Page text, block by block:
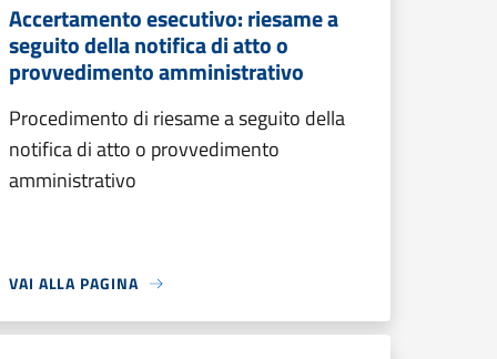
Accertamento esecutivo: riesame a
seguito della notifica di atto o
provvedimento amministrativo
Procedimento di riesame a seguito della
notifica di atto o provvedimento
amministrativo
VAI ALLA PAGINA